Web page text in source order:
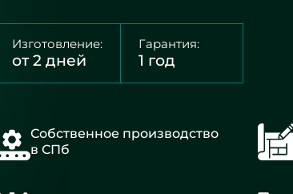
Изготовление:
от 2 дней
Гарантия:
1 год
Собственное производство
в СПб